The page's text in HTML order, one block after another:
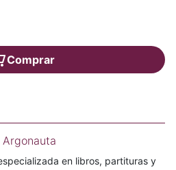
Comprar
Argonauta
en libros, partituras y